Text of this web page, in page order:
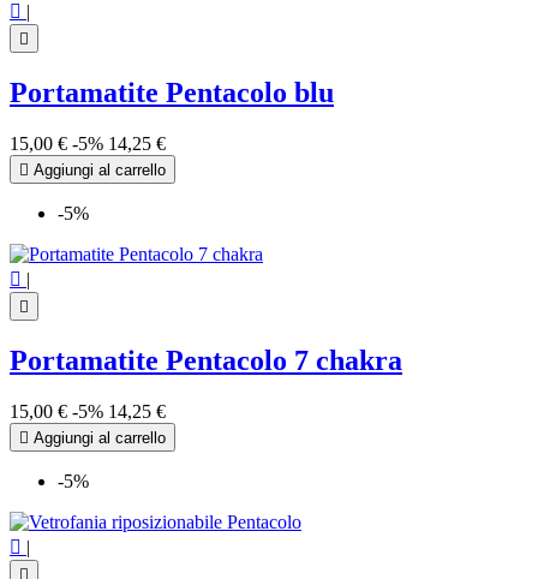
 |

Portamatite Pentacolo blu
15,00 € -5% 14,25 €
 Aggiungi al carrello
-5%
 |

Portamatite Pentacolo 7 chakra
15,00 € -5% 14,25 €
 Aggiungi al carrello
-5%
 |
